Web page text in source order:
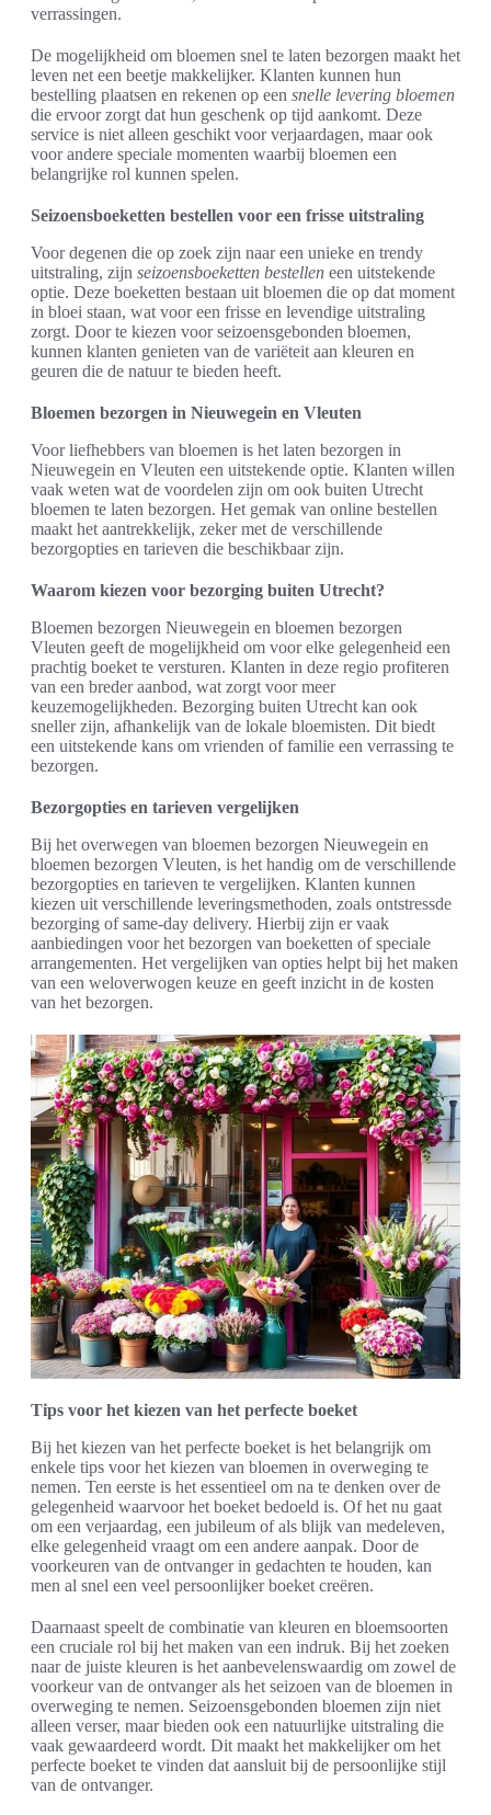
verrassingen.
De mogelijkheid om bloemen snel te laten bezorgen maakt het
leven net een beetje makkelijker. Klanten kunnen hun
bestelling plaatsen en rekenen op een snelle levering bloemen
die ervoor zorgt dat hun geschenk op tijd aankomt. Deze
service is niet alleen geschikt voor verjaardagen, maar ook
voor andere speciale momenten waarbij bloemen een
belangrijke rol kunnen spelen.
Seizoensboeketten bestellen voor een frisse uitstraling
Voor degenen die op zoek zijn naar een unieke en trendy
uitstraling, zijn seizoensboeketten bestellen een uitstekende
optie. Deze boeketten bestaan uit bloemen die op dat moment
in bloei staan, wat voor een frisse en levendige uitstraling
zorgt. Door te kiezen voor seizoensgebonden bloemen,
kunnen klanten genieten van de variëteit aan kleuren en
geuren die de natuur te bieden heeft.
Bloemen bezorgen in Nieuwegein en Vleuten
Voor liefhebbers van bloemen is het laten bezorgen in
Nieuwegein en Vleuten een uitstekende optie. Klanten willen
vaak weten wat de voordelen zijn om ook buiten Utrecht
bloemen te laten bezorgen. Het gemak van online bestellen
maakt het aantrekkelijk, zeker met de verschillende
bezorgopties en tarieven die beschikbaar zijn.
Waarom kiezen voor bezorging buiten Utrecht?
Bloemen bezorgen Nieuwegein en bloemen bezorgen
Vleuten geeft de mogelijkheid om voor elke gelegenheid een
prachtig boeket te versturen. Klanten in deze regio profiteren
van een breder aanbod, wat zorgt voor meer
keuzemogelijkheden. Bezorging buiten Utrecht kan ook
sneller zijn, afhankelijk van de lokale bloemisten. Dit biedt
een uitstekende kans om vrienden of familie een verrassing te
bezorgen.
Bezorgopties en tarieven vergelijken
Bij het overwegen van bloemen bezorgen Nieuwegein en
bloemen bezorgen Vleuten, is het handig om de verschillende
bezorgopties en tarieven te vergelijken. Klanten kunnen
kiezen uit verschillende leveringsmethoden, zoals ontstressde
bezorging of same-day delivery. Hierbij zijn er vaak
aanbiedingen voor het bezorgen van boeketten of speciale
arrangementen. Het vergelijken van opties helpt bij het maken
van een weloverwogen keuze en geeft inzicht in de kosten
van het bezorgen.
Tips voor het kiezen van het perfecte boeket
Bij het kiezen van het perfecte boeket is het belangrijk om
enkele tips voor het kiezen van bloemen in overweging te
nemen. Ten eerste is het essentieel om na te denken over de
gelegenheid waarvoor het boeket bedoeld is. Of het nu gaat
om een verjaardag, een jubileum of als blijk van medeleven,
elke gelegenheid vraagt om een andere aanpak. Door de
voorkeuren van de ontvanger in gedachten te houden, kan
men al snel een veel persoonlijker boeket creëren.
Daarnaast speelt de combinatie van kleuren en bloemsoorten
een cruciale rol bij het maken van een indruk. Bij het zoeken
naar de juiste kleuren is het aanbevelenswaardig om zowel de
voorkeur van de ontvanger als het seizoen van de bloemen in
overweging te nemen. Seizoensgebonden bloemen zijn niet
alleen verser, maar bieden ook een natuurlijke uitstraling die
vaak gewaardeerd wordt. Dit maakt het makkelijker om het
perfecte boeket te vinden dat aansluit bij de persoonlijke stijl
van de ontvanger.